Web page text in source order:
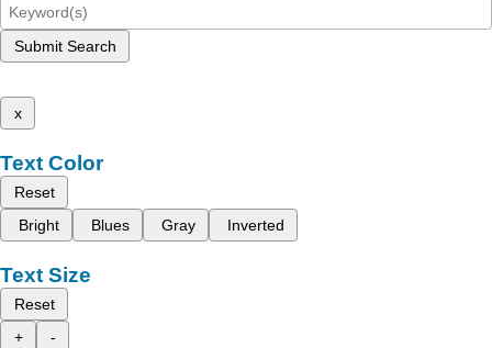
Submit Search
x
Text Color
Reset
Bright
Blues Gray Inverted
Text Size
Reset
+
-